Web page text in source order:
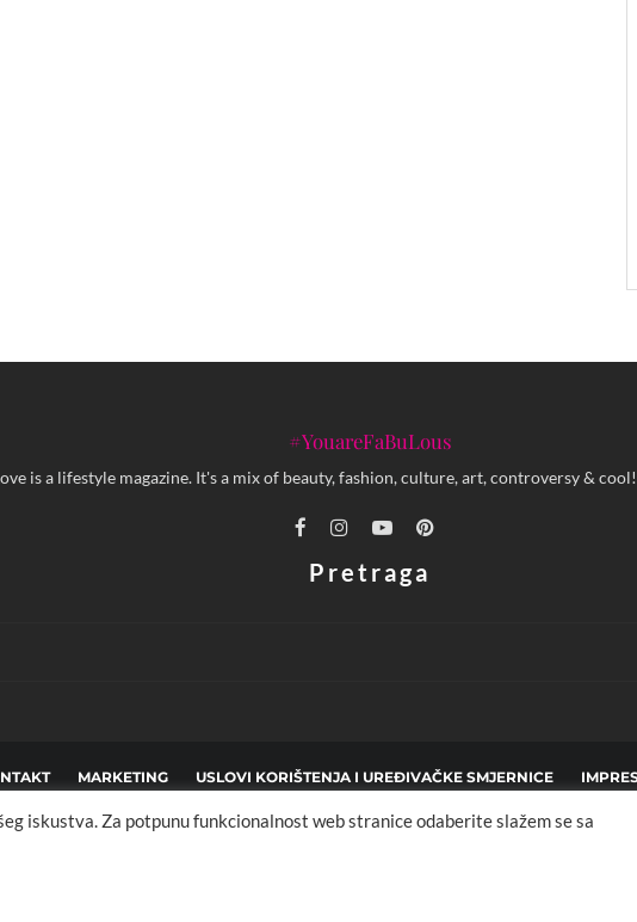
#YouareFaBuLous
is a lifestyle magazine. It's a mix of beauty, fashion, culture, art, controversy &
Pretraga
MARKETING USLOVI KORIŠTENJA I UREĐIVAČKE SMJERNICE
Copyright © 2013 - 2025 FBL creative. Sva prava zadržana. Developed by:
iskustva. Za potpunu funkcionalnost web stranice odaberite slažem se sa